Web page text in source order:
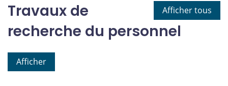
Afficher tous
Travaux de
recherche du personnel
Afficher